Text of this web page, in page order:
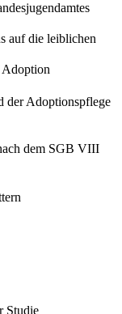
auf die leiblichen
Adoption
der Adoptionspflege
dem SGB VIII
Studie